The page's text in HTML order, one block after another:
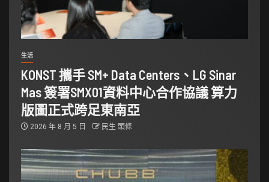
生活
KONST 攜手 SM+ Data Centers、LG Sinar
Mas 簽署SMX01資料中心合作協議 算力
版圖正式跨足東南亞
2026 年 8 月 5 日 民生 頭條